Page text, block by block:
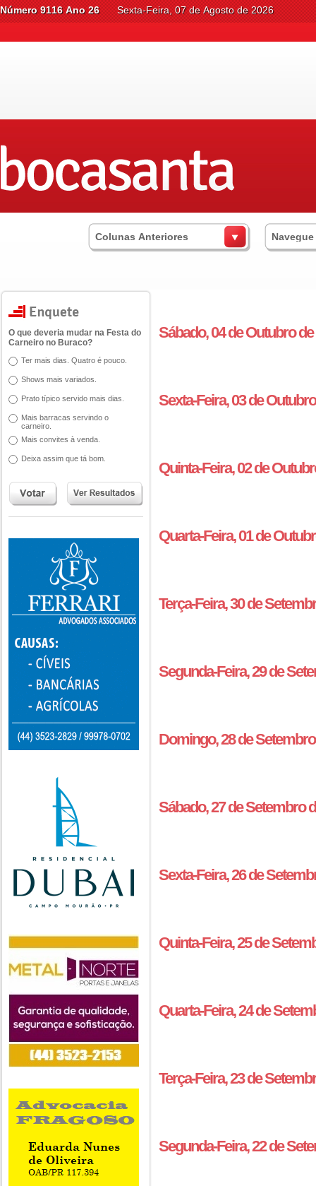
Número 9116 Ano 26 Sexta-Feira, 07 de Agosto de 2026
Colunas Anteriores
O que deveria mudar na Festa do
Carneiro no Buraco?
Ter mais dias. Quatro é pouco.
Shows mais variados.
Prato típico servido mais dias.
Mais barracas servindo o
carneiro.
Mais convites à venda.
Deixa assim que tá bom.
Sábado, 04 de Outubro
Sexta-Feira, 03 de
Quinta-Feira, 02 de
Quarta-Feira, 01 de
Terça-Feira, 30 de
Segunda-Feira, 29 de
Domingo, 28 de
Sábado, 27 de Setembro
Sexta-Feira, 26 de
Quinta-Feira, 25 de
Quarta-Feira, 24 de
Terça-Feira, 23 de
Segunda-Feira, 22 de